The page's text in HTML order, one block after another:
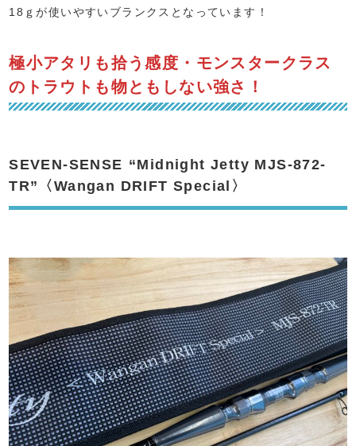
18ｇが使いやすいブランクスとなっています！
極小アタリも拾う感度・モンスタークラス
のトラウトも物ともしない強さ！
SEVEN-SENSE “Midnight Jetty MJS-872-
TR”〈Wangan DRIFT Special〉